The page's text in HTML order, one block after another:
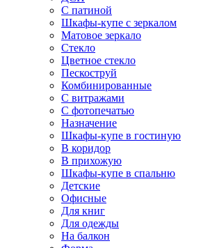
С патиной
Шкафы-купе с зеркалом
Матовое зеркало
Стекло
Цветное стекло
Пескоструй
Комбинированные
С витражами
С фотопечатью
Назначение
Шкафы-купе в гостиную
В коридор
В прихожую
Шкафы-купе в спальню
Детские
Офисные
Для книг
Для одежды
На балкон